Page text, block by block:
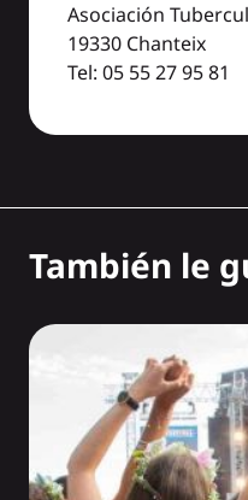
Asociación
19330 Chanteix
Tel: 05 55 27 95 81
También le